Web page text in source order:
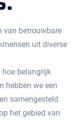
van betrouwbare
uit diverse
belangrijk
hebben we een
samengesteld
het gebied van